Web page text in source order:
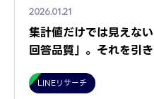
2026.01.21
集計値だけでは見えな
回答品質」。それを引
LINEリサーチ